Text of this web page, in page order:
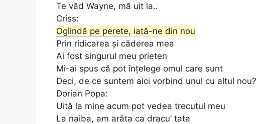
Te văd Wayne, mă uit la..
Criss:
Oglindă pe perete, iată-ne din nou
Prin ridicarea și căderea mea
Ai fost singurul meu prieten
Mi-ai spus că pot înțelege omul care sunt
Deci, de ce suntem aici vorbind unul cu altul nou?
Dorian Popa:
Uită la mine acum pot vedea trecutul meu
La naiba, am arăta ca dracu’ tata